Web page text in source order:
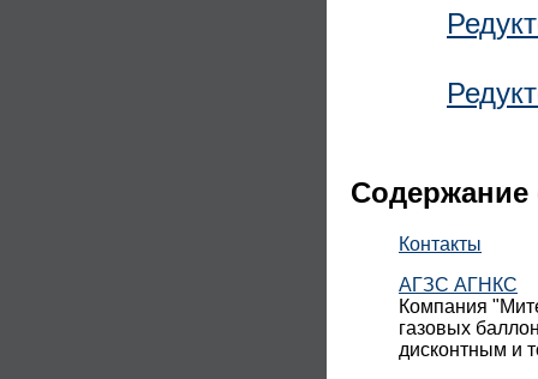
Содержание
Контакты
АГЗС АГНКС
Компания
газовых
дисконтным и